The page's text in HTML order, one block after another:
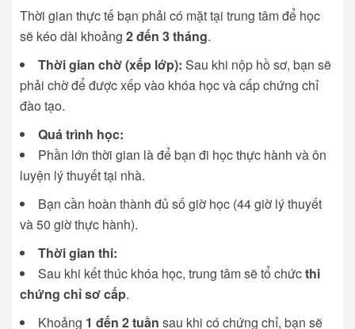
Thời gian thực tế bạn phải có mặt tại trung tâm để học
sẽ kéo dài khoảng 2 đến 3 tháng.
Thời gian chờ (xếp lớp): Sau khi nộp hồ sơ, bạn sẽ
phải chờ để được xếp vào khóa học và cấp chứng chỉ
đào tạo.
Quá trình học:
Phần lớn thời gian là để bạn đi học thực hành và ôn
luyện lý thuyết tại nhà.
Bạn cần hoàn thành đủ số giờ học (44 giờ lý thuyết
và 50 giờ thực hành).
Thời gian thi:
Sau khi kết thúc khóa học, trung tâm sẽ tổ chứcthi
chứng chỉ sơ cấp.
Khoảng 1 đến 2 tuần sau khi có chứng chỉ, bạn sẽ